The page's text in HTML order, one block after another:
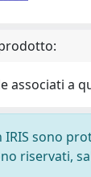
associati a
IRIS sono
riservati,